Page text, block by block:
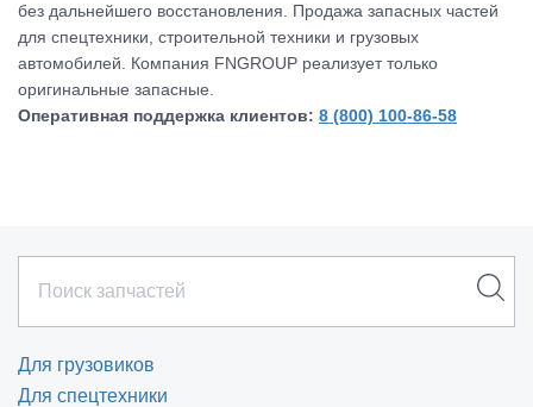
без дальнейшего восстановления. Продажа запасных частей
для спецтехники, строительной техники и грузовых
автомобилей. Компания FNGROUP реализует только
оригинальные запасные.
Оперативная поддержка клиентов: 8 (800) 100-86-58
Для грузовиков
Для спецтехники